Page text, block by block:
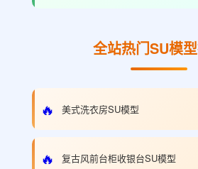
全站热门SU模
🔥 美式洗衣房SU模型
🔥 复古风前台柜收银台SU模型